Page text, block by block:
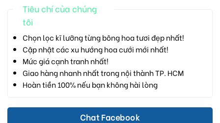
Tiêu chí của chúng
tôi
Chọn lọc kĩ lưỡng từng bông hoa tươi đẹp nhất!
Cập nhật các xu hướng hoa cưới mới nhất!
Mức giá cạnh tranh nhất!
Giao hàng nhanh nhất trong nội thành TP. HCM
Hoàn tiền 100% nếu bạn không hài lòng
Chat Facebook